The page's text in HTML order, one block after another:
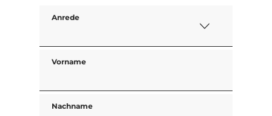
Anrede
Vorname
Nachname